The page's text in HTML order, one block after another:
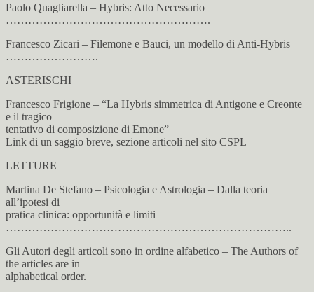
Paolo Quagliarella – Hybris: Atto Necessario
……………………………………………….
Francesco Zicari – Filemone e Bauci, un modello di Anti-Hybris
…………………….
ASTERISCHI
Francesco Frigione – “La Hybris simmetrica di Antigone e Creonte
e il tragico
tentativo di composizione di Emone”
Link di un saggio breve, sezione articoli nel sito CSPL
LETTURE
Martina De Stefano – Psicologia e Astrologia – Dalla teoria
all’ipotesi di
pratica clinica: opportunità e limiti
…………………………………………………………………..
Gli Autori degli articoli sono in ordine alfabetico – The Authors of
the articles are in
alphabetical order.